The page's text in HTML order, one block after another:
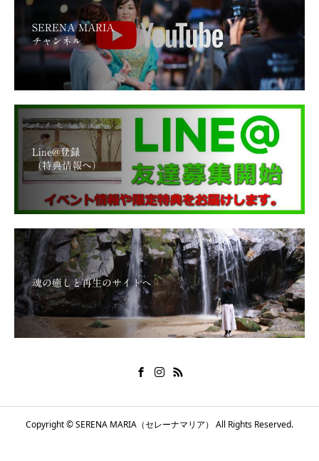
SERENA MARIA
チャンネル
Line@登録
（特典情報へ）
魂の癒しと再生のサイトへ
Copyright © SERENA MARIA（セレーナマリア） All Rights Reserved.